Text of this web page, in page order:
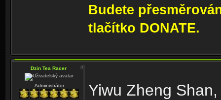
Budete
tlačítko DONATE.
Dzin Tea Racer
Administrátor
Yiwu Zheng